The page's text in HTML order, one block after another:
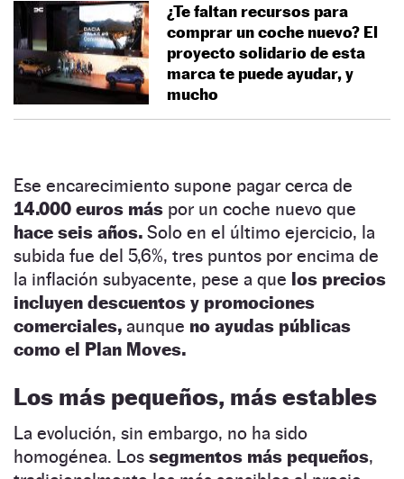
¿Te faltan recursos para
comprar un coche nuevo? El
proyecto solidario de esta
marca te puede ayudar, y
mucho
Ese encarecimiento supone pagar cerca de
14.000 euros más por un coche nuevo que
hace seis años. Solo en el último ejercicio, la
subida fue del 5,6%, tres puntos por encima de
la inflación subyacente, pese a que los precios
incluyen descuentos y promociones
comerciales, aunque no ayudas públicas
como el Plan Moves.
Los más pequeños, más estables
La evolución, sin embargo, no ha sido
homogénea. Los segmentos más pequeños,